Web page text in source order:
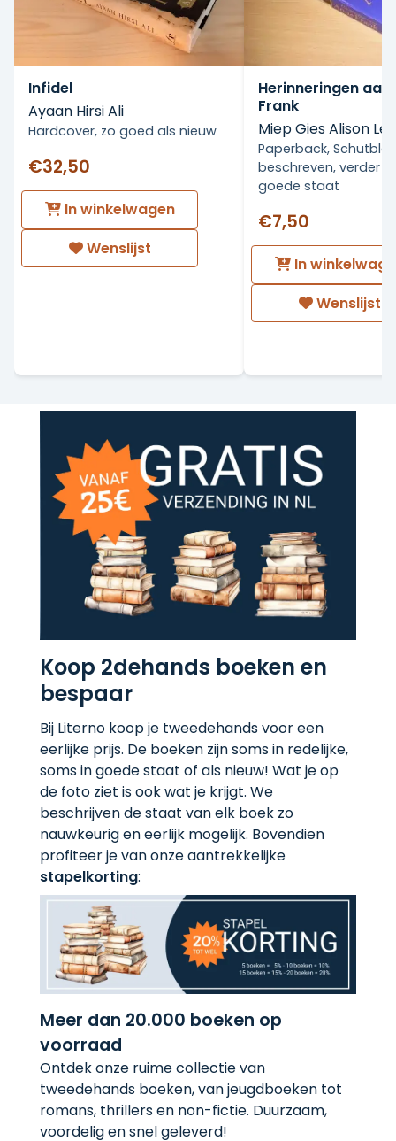
Infidel
Ayaan Hirsi Ali
Hardcover, zo goed als nieuw
€32,50
In winkelwagen
Wenslijst
Herinneringen aan
Frank
Miep Gies Alison
Paperback,
beschreven, verder
goede staat
€7,50
In
Wenslijst
Koop 2dehands boeken en
bespaar
Bij Literno koop je tweedehands voor een
eerlijke prijs. De boeken zijn soms in redelijke,
soms in goede staat of als nieuw! Wat je op
de foto ziet is ook wat je krijgt. We
beschrijven de staat van elk boek zo
nauwkeurig en eerlijk mogelijk. Bovendien
profiteer je van onze aantrekkelijke
stapelkorting:
Meer dan 20.000 boeken op
voorraad
Ontdek onze ruime collectie van
tweedehands boeken, van jeugdboeken tot
romans, thrillers en non-fictie. Duurzaam,
voordelig en snel geleverd!